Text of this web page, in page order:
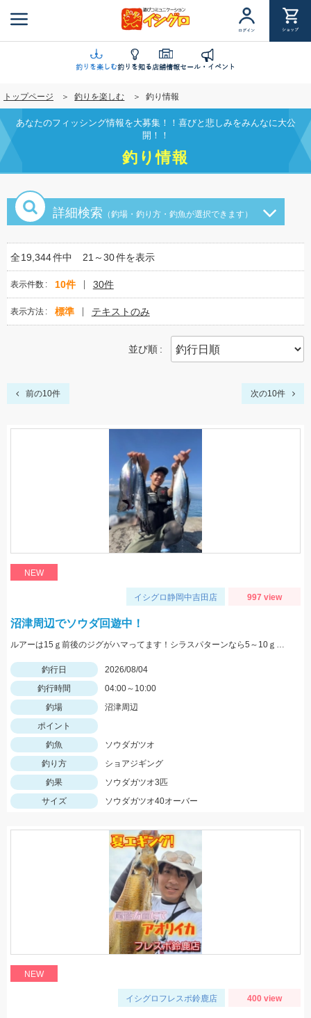
ン
に
移
動
ログイン ショップ
釣りを楽しむ釣りを知る店舗情報セール・イベント
トップページ 釣りを楽しむ 釣り情報
あなたのフィッシング情報を大募集！！喜びと悲しみをみんなに大公
開！！
釣り情報
詳細検索 （釣場・釣り方・釣魚が選択できます）
全19,344件中 21～30件を表示
表示件数 10件 30件
表示方法 標準 テキストのみ
並び順
前の10件 次の10件
NEW
イシグロ静岡中吉田店 997 view
沼津周辺でソウダ回遊中！
ルアーは15ｇ前後のジグがハマってます！シラスパターンなら5～10ｇのジグが強いです！ＳＬＳで狙うのがおすすめ！
釣行日
2026/08/04
釣行時間
04:00～10:00
釣場
沼津周辺
ポイント
釣魚
ソウダガツオ
釣り方
ショアジギング
釣果
ソウダガツオ3匹
サイズ
ソウダガツオ40オーバー
NEW
イシグロフレスポ鈴鹿店 400 view